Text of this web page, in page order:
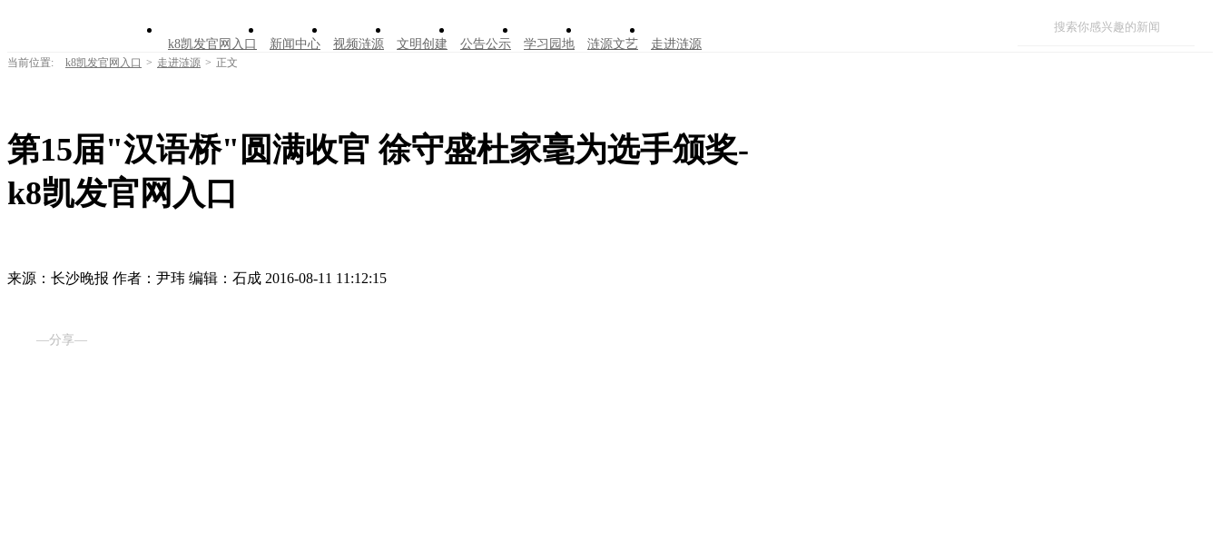
k8凯发官网入口 新闻中心 视频涟源 文明创建 公告公示 学习园地 涟源文艺 走进涟源
当前位置: k8凯发官网入口 > 走进涟源 > 正文
第15届"汉语桥"圆满收官 徐守盛杜家毫为选手颁奖-
k8凯发官网入口
来源：长沙晚报 作者：尹玮 编辑：石成 2016-08-11 11:12:15
—分享—